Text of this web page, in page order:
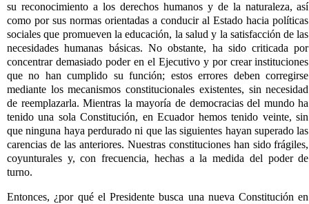
su reconocimiento a los derechos humanos y de la naturaleza, así
como por sus normas orientadas a conducir al Estado hacia políticas
sociales que promueven la educación, la salud y la satisfacción de las
necesidades humanas básicas. No obstante, ha sido criticada por
concentrar demasiado poder en el Ejecutivo y por crear instituciones
que no han cumplido su función; estos errores deben corregirse
mediante los mecanismos constitucionales existentes, sin necesidad
de reemplazarla. Mientras la mayoría de democracias del mundo ha
tenido una sola Constitución, en Ecuador hemos tenido veinte, sin
que ninguna haya perdurado ni que las siguientes hayan superado las
carencias de las anteriores. Nuestras constituciones han sido frágiles,
coyunturales y, con frecuencia, hechas a la medida del poder de
turno.
Entonces, ¿por qué el Presidente busca una nueva Constitución en